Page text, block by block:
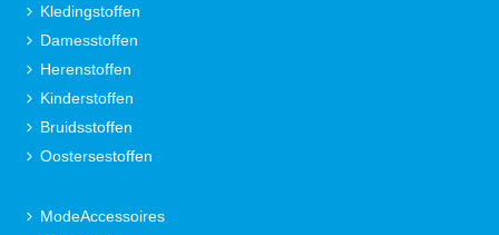
Kledingstoffen
Damesstoffen
Herenstoffen
Kinderstoffen
Bruidsstoffen
Oostersestoffen
ModeAccessoires